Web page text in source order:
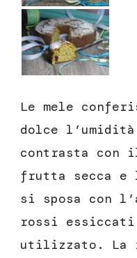
Le mele
dolce
contrasta con
frutta secca e
si sposa con
rossi essiccati
utilizzato. La